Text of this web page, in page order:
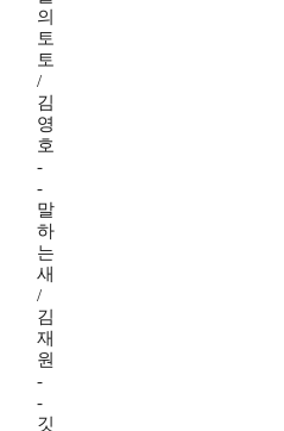
의
토
토
/
김
영
호
-
-
말
하
는
새
/
김
재
원
-
-
깃